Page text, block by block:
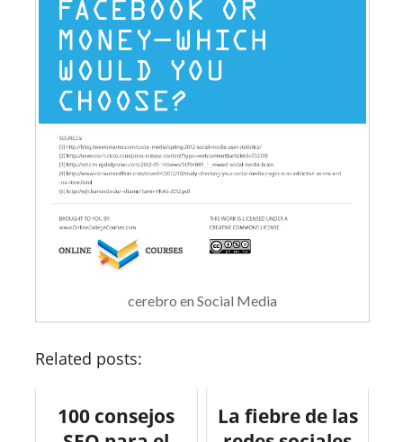
cerebro en Social Media
Related posts:
100 consejos
La fiebre de las